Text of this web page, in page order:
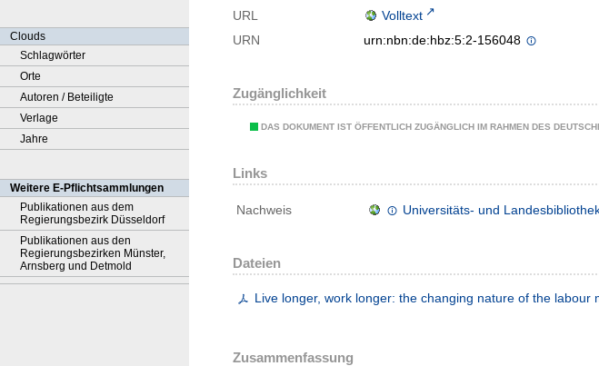
Clouds
Schlagwörter
Orte
Autoren / Beteiligte
Verlage
Jahre
Weitere E-Pflichtsammlungen
Publikationen aus dem
Regierungsbezirk Düsseldorf
Publikationen aus den
Regierungsbezirken Münster,
Arnsberg und Detmold
URL
Volltext
URN
urn:nbn:de:hbz:5:2-156048
Zugänglichkeit
DAS DOKUMENT IST ÖFFENTLICH ZUGÄNGLICH IM RAHMEN DES
Links
Nachweis Universitäts- und
Dateien
Live longer, work longer: the changing nature of the
Zusammenfassung